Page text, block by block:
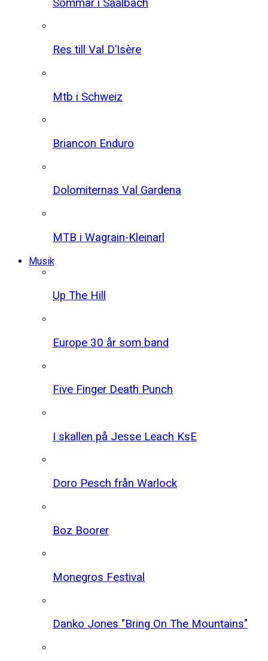
Sommar i Saalbach
Res till Val D’Isère
Mtb i Schweiz
Briancon Enduro
Dolomiternas Val Gardena
MTB i Wagrain-Kleinarl
Musik
Up The Hill
Europe 30 år som band
Five Finger Death Punch
I skallen på Jesse Leach KsE
Doro Pesch från Warlock
Boz Boorer
Monegros Festival
Danko Jones "Bring On The Mountains"